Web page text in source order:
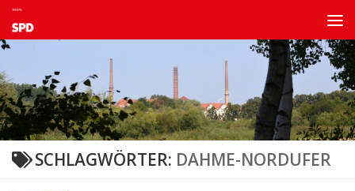
Zum Inhalt springen
SCHLAGWÖRTER: DAHME-NORDUFER